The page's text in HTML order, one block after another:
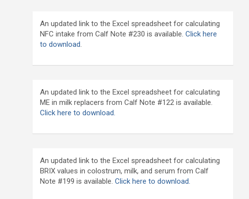
An updated link to the Excel spreadsheet for calculating
NFC intake from Calf Note #230 is available.Click here
to download.
An updated link to the Excel spreadsheet for calculating
ME in milk replacers from Calf Note #122 is available.
Click here to download.
An updated link to the Excel spreadsheet for calculating
BRIX values in colostrum, milk, and serum from Calf
Note #199 is available.Click here to download.